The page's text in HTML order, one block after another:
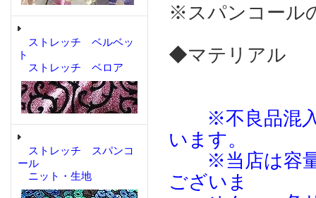
ストレッチ ベルベッ
ト
ストレッチ ベロア
ストレッチ スパンコ
ール
ニット・生地
※スパンコール
◆マテリアル
※不良品混入
います。
※当店は容量
ございま